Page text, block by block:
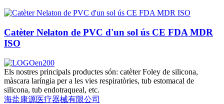
Catèter Nelaton de PVC d'un sol ús CE FDA MDR
ISO
Els nostres principals productes són: catèter Foley de silicona,
màscara laríngia per a les vies respiratòries, tub estomacal de
silicona, tub endotraqueal, etc.
海盐康源医疗器械有限公司